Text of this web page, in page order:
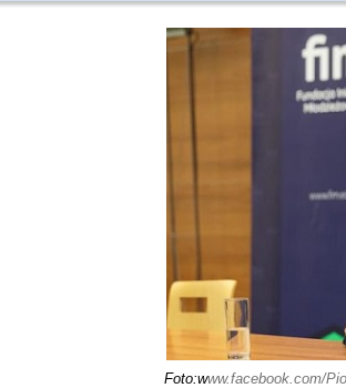
Foto:www.facebook.com/